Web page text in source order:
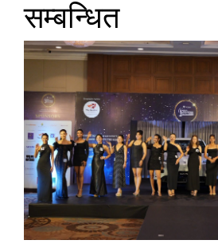
सम्बन्धित